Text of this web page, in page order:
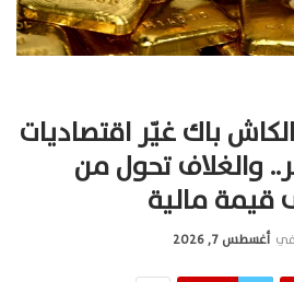
باك غيّر اقتصاديات
والغلاف تحول من
قيمة مالية
في أغسطس 7, 2026